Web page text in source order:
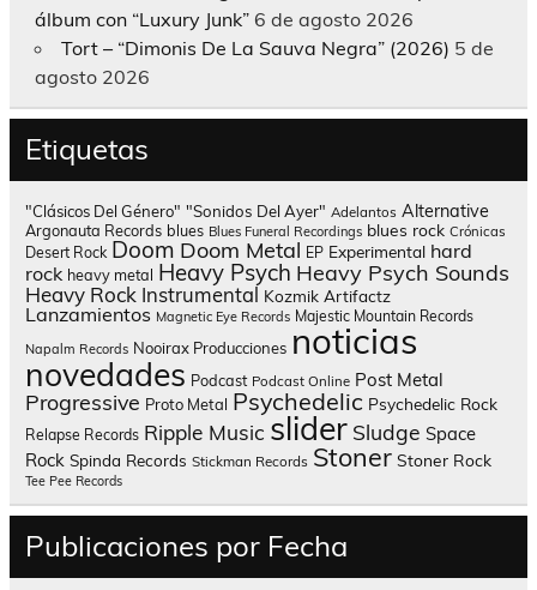
álbum con “Luxury Junk” 6 de agosto 2026
Tort – “Dimonis De La Sauva Negra” (2026) 5 de
agosto 2026
Etiquetas
"Clásicos Del Género" "Sonidos Del Ayer" Adelantos Alternative
Argonauta Records blues Blues Funeral Recordings blues rock Crónicas
Desert Rock Doom Doom Metal EP Experimental hard
rock heavy metal Heavy Psych Heavy Psych Sounds
Heavy Rock Instrumental Kozmik Artifactz
Lanzamientos Magnetic Eye Records Majestic Mountain Records
Napalm Records Nooirax Producciones noticias
novedades Podcast Podcast Online Post Metal
Progressive Proto Metal Psychedelic Psychedelic Rock
Relapse Records Ripple Music slider Sludge Space
Rock Spinda Records Stickman Records Stoner Stoner Rock
Tee Pee Records
Publicaciones por Fecha